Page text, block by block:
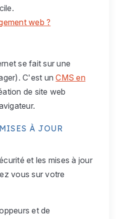
web ?
se fait sur une
C'est unCMS en
de site web
À JOUR
et les mises à jour
vous sur votre
et de